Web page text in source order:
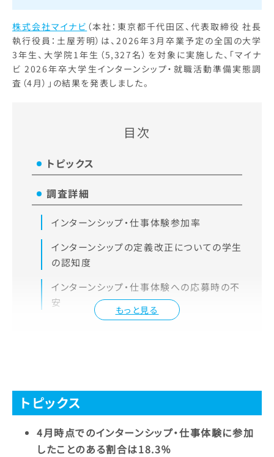
株式会社マイナビ （本社：東京都千代田区、代表取締役 社長
執行役員：土屋芳明）は、2026年3月卒業予定の全国の大学
3年生、大学院1年生（5,327名）を対象に実施した、「マイナ
ビ 2026年卒大学生インターンシップ・就職活動準備実態調
査（4月）」の結果を発表しました。
目次
もっと見る
トピックス
調査詳細
インターンシップ・仕事体験参加率
インターンシップの定義改正についての学生
の認知度
インターンシップ・仕事体験への応募時の不
安
トピックス
4月時点でのインターンシップ・仕事体験に参加
したことのある割合は18.3％